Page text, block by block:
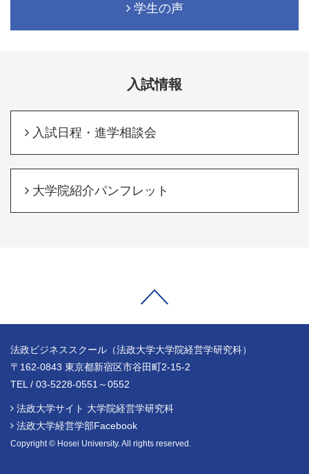
学生の声
入試情報
入試日程・進学相談会
大学院紹介パンフレット
法政ビジネススクール（法政大学大学院経営学研究科）
〒162-0843 東京都新宿区市谷田町2-15-2
TEL / 03-5228-0551～0552
法政大学サイト 大学院経営学研究科
法政大学経営学部Facebook
Copyright © Hosei University. All rights reserved.